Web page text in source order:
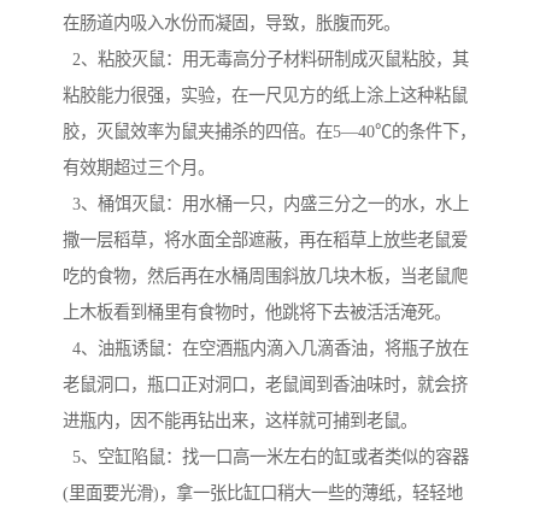
在肠道内吸入水份而凝固，导致，胀腹而死。
2、粘胶灭鼠：用无毒高分子材料研制成灭鼠粘胶，其
粘胶能力很强，实验，在一尺见方的纸上涂上这种粘鼠
胶，灭鼠效率为鼠夹捕杀的四倍。在5—40℃的条件下，
有效期超过三个月。
3、桶饵灭鼠：用水桶一只，内盛三分之一的水，水上
撒一层稻草，将水面全部遮蔽，再在稻草上放些老鼠爱
吃的食物，然后再在水桶周围斜放几块木板，当老鼠爬
上木板看到桶里有食物时，他跳将下去被活活淹死。
4、油瓶诱鼠：在空酒瓶内滴入几滴香油，将瓶子放在
老鼠洞口，瓶口正对洞口，老鼠闻到香油味时，就会挤
进瓶内，因不能再钻出来，这样就可捕到老鼠。
5、空缸陷鼠：找一口高一米左右的缸或者类似的容器
(里面要光滑)，拿一张比缸口稍大一些的薄纸，轻轻地